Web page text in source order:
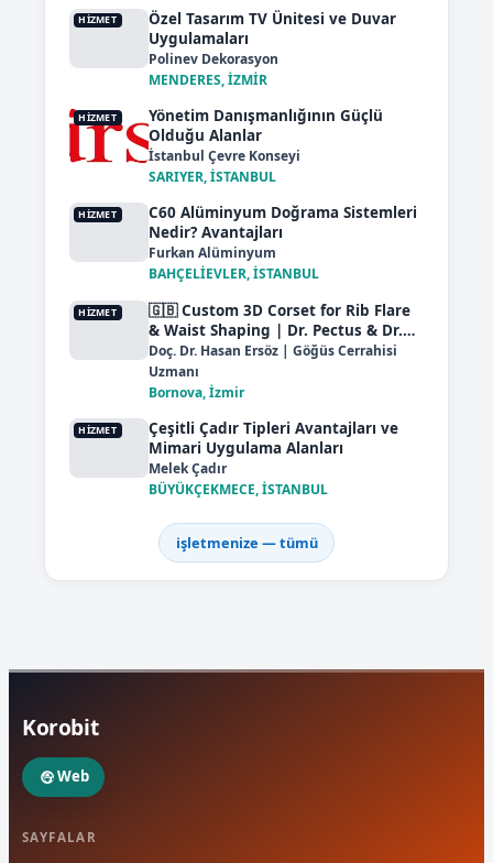
HIZMET
Özel Tasarım TV Ünitesi ve Duvar
Uygulamaları
Polinev Dekorasyon
MENDERES, İZMİR
HIZMET
Yönetim Danışmanlığının Güçlü
Olduğu Alanlar
İstanbul Çevre Konseyi
SARIYER, İSTANBUL
HIZMET
C60 Alüminyum Doğrama Sistemleri
Nedir? Avantajları
Furkan Alüminyum
BAHÇELİEVLER, İSTANBUL
HIZMET
🇬🇧 Custom 3D Corset for Rib Flare
& Waist Shaping | Dr. Pectus & Dr.
Curver Clinic 🇹🇷 Özel 3D Korse
Doç. Dr. Hasan Ersöz | Göğüs Cerrahisi
Uzmanı
Bornova, İzmir
HIZMET
Çeşitli Çadır Tipleri Avantajları ve
Mimari Uygulama Alanları
Melek Çadır
BÜYÜKÇEKMECE, İSTANBUL
i̇şletmenize — tümü
Korobit
Web
SAYFALAR